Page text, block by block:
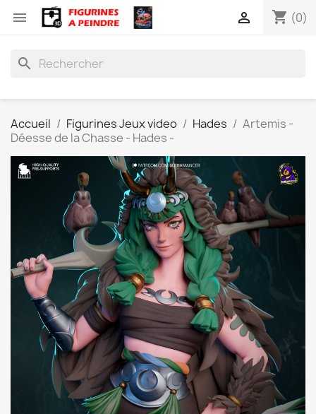
 shopping_cart (0)

search
Accueil Figurines Jeux video Hades
Artemis -
Déesse de la Chasse - Hades -